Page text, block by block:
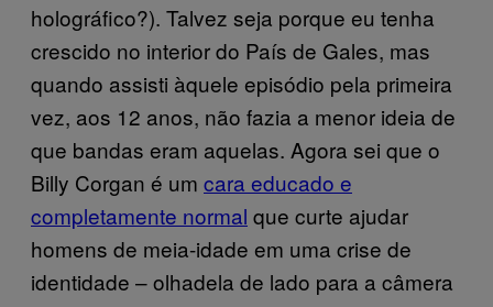
holográfico?). Talvez seja porque eu tenha
crescido no interior do País de Gales, mas
quando assisti àquele episódio pela primeira
vez, aos 12 anos, não fazia a menor ideia de
que bandas eram aquelas. Agora sei que o
Billy Corgan é um cara educado e
completamente normal que curte ajudar
homens de meia-idade em uma crise de
identidade – olhadela de lado para a câmera